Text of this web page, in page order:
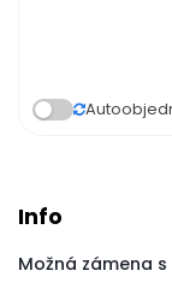
Info
Možná zámena s